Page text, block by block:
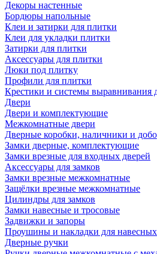
Декоры настенные
Бордюры напольные
Клеи и затирки для плитки
Клеи для укладки плитки
Затирки для плитки
Аксессуары для плитки
Люки под плитку
Профили для плитки
Крестики и системы выравнивания
Двери
Двери и комплектующие
Межкомнатные двери
Дверные коробки, наличники и
Замки дверные, комплектующие
Замки врезные для входных дверей
Аксессуары для замков
Замки врезные межкомнатные
Защёлки врезные межкомнатные
Цилиндры для замков
Замки навесные и тросовые
Задвижки и запоры
Проушины и накладки для навесных
Дверные ручки